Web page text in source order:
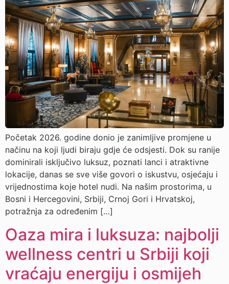
Početak 2026. godine donio je zanimljive promjene u
načinu na koji ljudi biraju gdje će odsjesti. Dok su ranije
dominirali isključivo luksuz, poznati lanci i atraktivne
lokacije, danas se sve više govori o iskustvu, osjećaju i
vrijednostima koje hotel nudi. Na našim prostorima, u
Bosni i Hercegovini, Srbiji, Crnoj Gori i Hrvatskoj,
potražnja za određenim […]
Oaza mira i luksuza: najbolji
wellness centri u Srbiji koji
vraćaju energiju i osmijeh